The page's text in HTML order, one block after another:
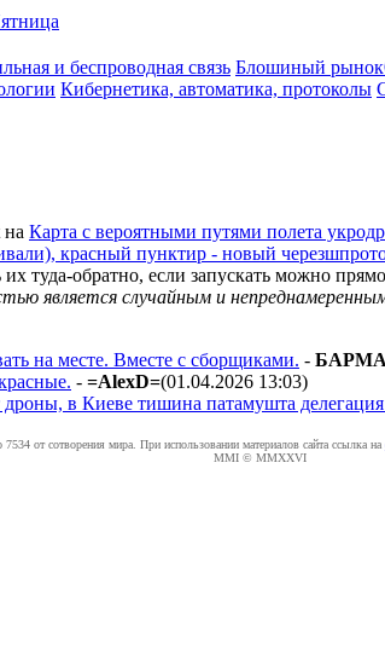
и беспроводная связь Блошиный рынок
Кибернетика, автоматика, протоколы
на Карта с вероятными путями полета
красный пунктир - новый
туда-обратно, если запускать можно
является случайным и
на месте. Вместе с сборщиками. -
- =AlexD=(01.04.2026 13:03)
дроны, в Киеве тишина патамушта
7534 от сотворения мира. При использовании материалов сайта ссылка на
MMI © MMXXVI